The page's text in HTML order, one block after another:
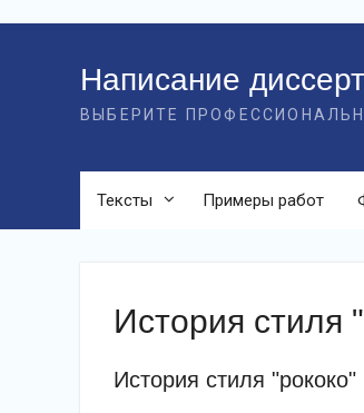
Написание
ВЫБЕРИТЕ
Тексты Примеры работ
История стиля
История стиля "рококо"